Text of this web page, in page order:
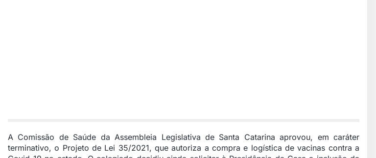
A Comissão de Saúde da Assembleia Legislativa de Santa Catarina aprovou, em caráter
terminativo, o Projeto de Lei 35/2021, que autoriza a compra e logística de vacinas contra a